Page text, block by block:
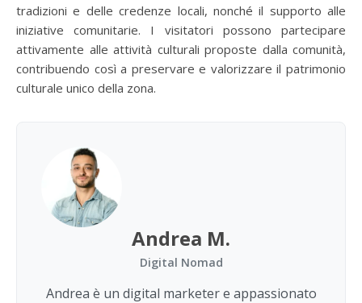
tradizioni e delle credenze locali, nonché il supporto alle
iniziative comunitarie. I visitatori possono partecipare
attivamente alle attività culturali proposte dalla comunità,
contribuendo così a preservare e valorizzare il patrimonio
culturale unico della zona.
Andrea M.
Digital Nomad
Andrea è un digital marketer e appassionato